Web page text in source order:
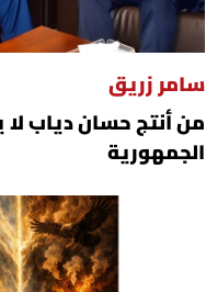
سامر زريق
من أنتج حسان دياب
الجمهورية